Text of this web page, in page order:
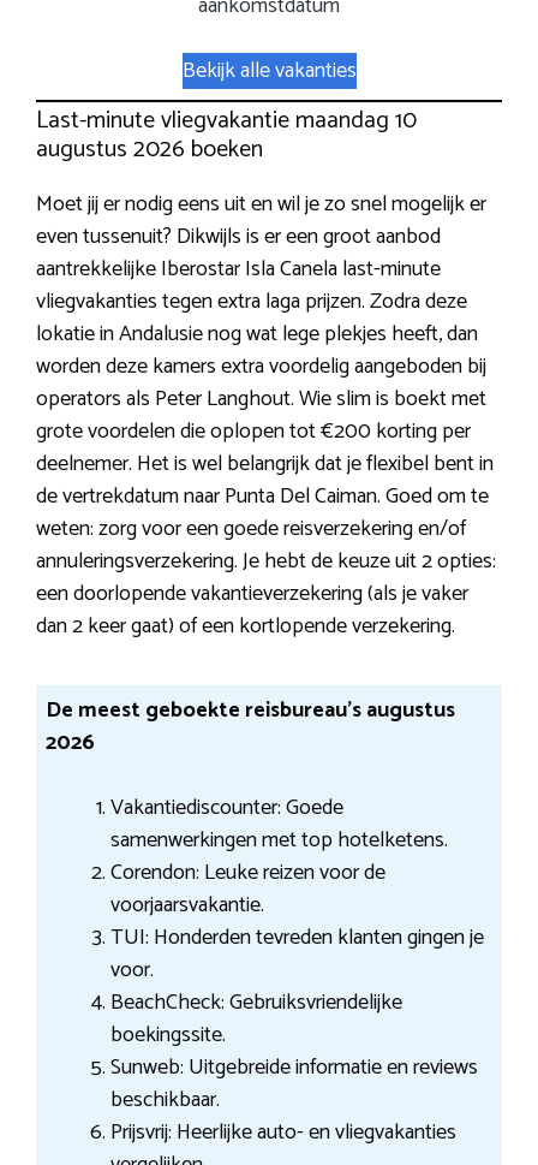
Bekijk alle vakanties
Last-minute vliegvakantie maandag 10
augustus 2026 boeken
Moet jij er nodig eens uit en wil je zo snel mogelijk er
even tussenuit? Dikwijls is er een groot aanbod
aantrekkelijke Iberostar Isla Canela last-minute
vliegvakanties tegen extra laga prijzen. Zodra deze
lokatie in Andalusie nog wat lege plekjes heeft, dan
worden deze kamers extra voordelig aangeboden bij
operators als Peter Langhout. Wie slim is boekt met
grote voordelen die oplopen tot €200 korting per
deelnemer. Het is wel belangrijk dat je flexibel bent in
de vertrekdatum naar Punta Del Caiman. Goed om te
weten: zorg voor een goede reisverzekering en/of
annuleringsverzekering. Je hebt de keuze uit 2 opties:
een doorlopende vakantieverzekering (als je vaker
dan 2 keer gaat) of een kortlopende verzekering.
De meest geboekte reisbureau’s augustus
2026
Vakantiediscounter: Goede
samenwerkingen met top hotelketens.
Corendon: Leuke reizen voor de
voorjaarsvakantie.
TUI: Honderden tevreden klanten gingen je
voor.
BeachCheck: Gebruiksvriendelijke
boekingssite.
Sunweb: Uitgebreide informatie en reviews
beschikbaar.
Prijsvrij: Heerlijke auto- en vliegvakanties